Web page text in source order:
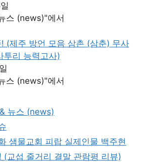
스 (news)"에서
(제주 방언 모음 삼촌 (삼춘) 무사
투리 능력고사)
스 (news)"에서
뉴스 (news)
샘물교회 피랍 실제인물 백주현
(교섭 줄거리 결말 관람평 리뷰)